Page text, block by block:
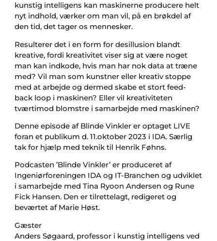
kunstig intelligens kan maskinerne producere helt
nyt indhold, værker om man vil, på en brøkdel af
den tid, det tager os mennesker.
Resulterer det i en form for desillusion blandt
kreative, fordi kreativitet viser sig at være noget
man kan indkode, hvis man har nok data at træne
med? Vil man som kunstner eller kreativ stoppe
med at arbejde og dermed skabe et stort feed-
back loop i maskinen? Eller vil kreativiteten
tværtimod blomstre i samarbejde med maskinen?
Denne episode af Blinde Vinkler er optaget LIVE
foran et publikum d. 11.oktober 2023 i IDA. Særlig
tak for hjælp med teknik til Henrik Føhns.
Podcasten ’Blinde Vinkler’ er produceret af
Ingeniørforeningen IDA og IT-Branchen og udviklet
i samarbejde med Tina Ryoon Andersen og Rune
Fick Hansen. Den er tilrettelagt, redigeret og
beværtet af Marie Høst.
Gæster
Anders Søgaard, professor i kunstig intelligens ved